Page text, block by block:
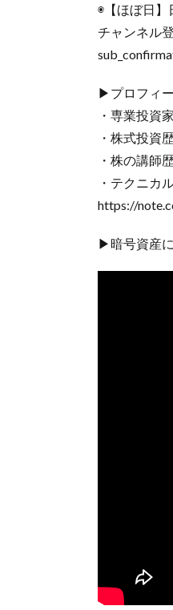
◉【ほぼ日】
チャンネル
▶プロフィ
・専業投資
・株式投資
・株の講師
・テクニカ
https://
▶暗号資産